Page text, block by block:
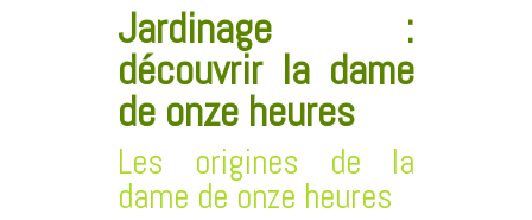
Jardinage :
découvrir la dame
de onze heures
Les origines de la
dame de onze heures